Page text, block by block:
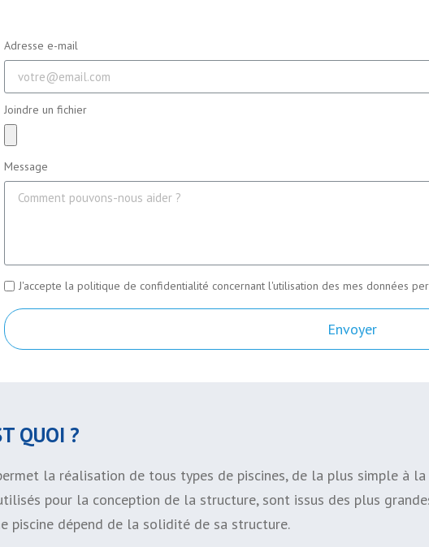
Adresse e-mail
Joindre un fichier
Message
J'accepte la politique de confidentialité concernant l'utilisation des mes données
Envoyer
QUOI ?
la réalisation de tous types de piscines, de la plus simple à
pour la conception de la structure, sont issus des plus
piscine dépend de la solidité de sa structure.